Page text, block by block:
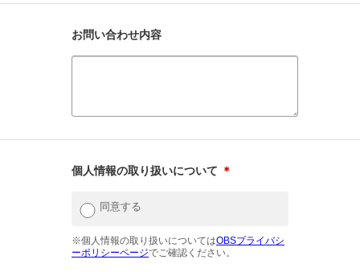
お問い合わせ内容
個人情報の取り扱いについて ＊
同意する
※個人情報の取り扱いについてはOBSプライバシ
ーポリシーページでご確認ください。